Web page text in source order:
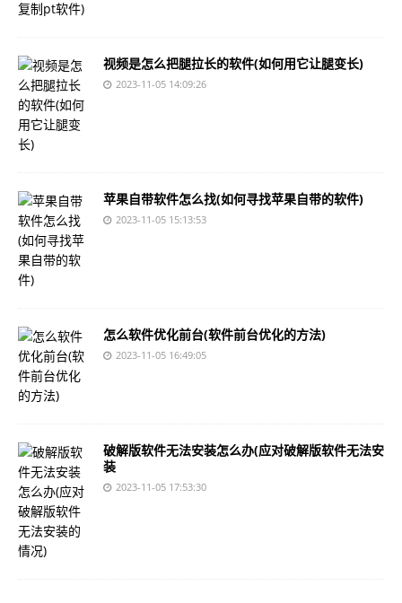
视频是怎么把腿拉长的软件(如何用它让腿变长)
2023-11-05 14:09:26
苹果自带软件怎么找(如何寻找苹果自带的软件)
2023-11-05 15:13:53
怎么软件优化前台(软件前台优化的方法)
2023-11-05 16:49:05
破解版软件无法安装怎么办(应对破解版软件无法安
装
2023-11-05 17:53:30